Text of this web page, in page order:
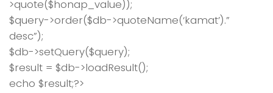
>quote($honap_value));
$query->order($db->quoteName(‘kamat’).”
desc”);
$db->setQuery($query);
$result = $db->loadResult();
echo $result;?>